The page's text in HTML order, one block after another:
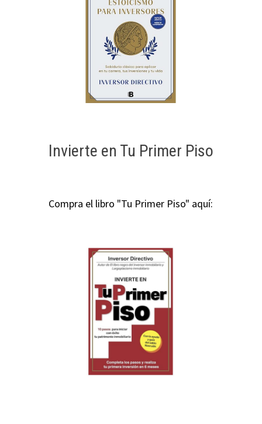
Invierte en Tu Primer Piso
Compra el libro "Tu Primer Piso" aquí: